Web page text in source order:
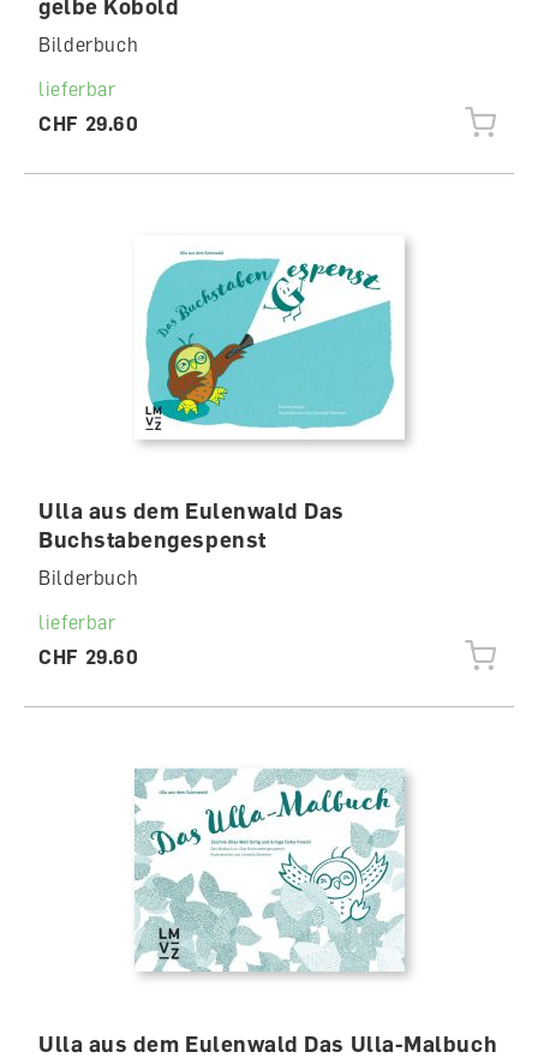
gelbe Kobold
Bilderbuch
lieferbar
CHF 29.60
Ulla aus dem Eulenwald Das
Buchstabengespenst
Bilderbuch
lieferbar
CHF 29.60
Ulla aus dem Eulenwald Das Ulla-Malbuch